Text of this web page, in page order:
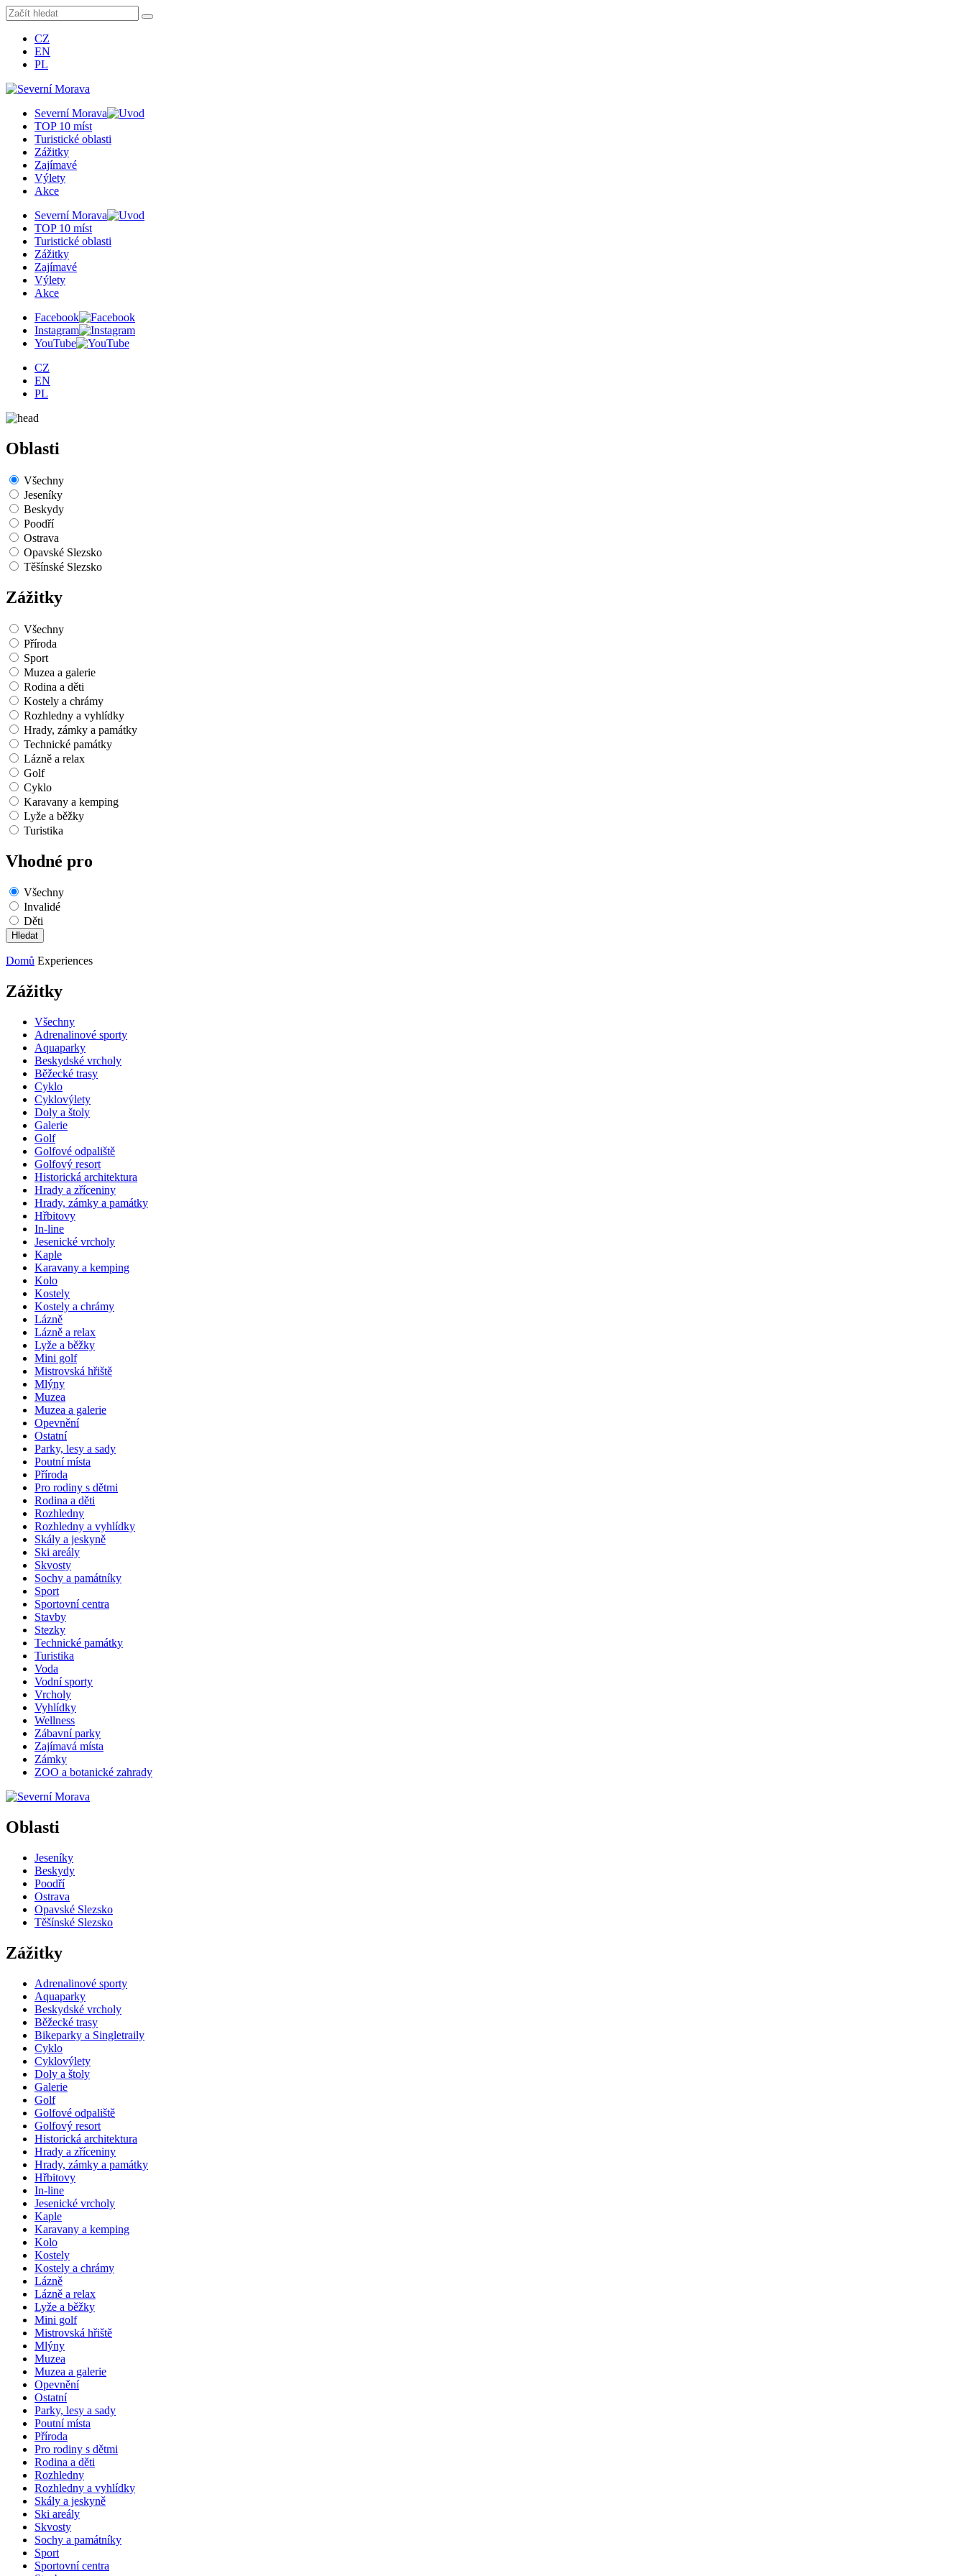
CZ
EN
PL
Severní Morava
TOP 10 míst
Turistické oblasti
Zážitky
Zajímavé
Výlety
Akce
Severní Morava
TOP 10 míst
Turistické oblasti
Zážitky
Zajímavé
Výlety
Akce
Facebook
Instagram
YouTube
CZ
EN
PL
Oblasti
Všechny
Jeseníky
Beskydy
Poodří
Ostrava
Opavské Slezsko
Těšínské Slezsko
Zážitky
Všechny
Příroda
Sport
Muzea a galerie
Rodina a děti
Kostely a chrámy
Rozhledny a vyhlídky
Hrady, zámky a památky
Technické památky
Lázně a relax
Golf
Cyklo
Karavany a kemping
Lyže a běžky
Turistika
Vhodné pro
Všechny
Invalidé
Děti
Domů Experiences
Zážitky
Všechny
Adrenalinové sporty
Aquaparky
Beskydské vrcholy
Běžecké trasy
Cyklo
Cyklovýlety
Doly a štoly
Galerie
Golf
Golfové odpaliště
Golfový resort
Historická architektura
Hrady a zříceniny
Hrady, zámky a památky
Hřbitovy
In-line
Jesenické vrcholy
Kaple
Karavany a kemping
Kolo
Kostely
Kostely a chrámy
Lázně
Lázně a relax
Lyže a běžky
Mini golf
Mistrovská hřiště
Mlýny
Muzea
Muzea a galerie
Opevnění
Ostatní
Parky, lesy a sady
Poutní místa
Příroda
Pro rodiny s dětmi
Rodina a děti
Rozhledny
Rozhledny a vyhlídky
Skály a jeskyně
Ski areály
Skvosty
Sochy a památníky
Sport
Sportovní centra
Stavby
Stezky
Technické památky
Turistika
Voda
Vodní sporty
Vrcholy
Vyhlídky
Wellness
Zábavní parky
Zajímavá místa
Zámky
ZOO a botanické zahrady
Oblasti
Jeseníky
Beskydy
Poodří
Ostrava
Opavské Slezsko
Těšínské Slezsko
Zážitky
Adrenalinové sporty
Aquaparky
Beskydské vrcholy
Běžecké trasy
Bikeparky a Singletraily
Cyklo
Cyklovýlety
Doly a štoly
Galerie
Golf
Golfové odpaliště
Golfový resort
Historická architektura
Hrady a zříceniny
Hrady, zámky a památky
Hřbitovy
In-line
Jesenické vrcholy
Kaple
Karavany a kemping
Kolo
Kostely
Kostely a chrámy
Lázně
Lázně a relax
Lyže a běžky
Mini golf
Mistrovská hřiště
Mlýny
Muzea
Muzea a galerie
Opevnění
Ostatní
Parky, lesy a sady
Poutní místa
Příroda
Pro rodiny s dětmi
Rodina a děti
Rozhledny
Rozhledny a vyhlídky
Skály a jeskyně
Ski areály
Skvosty
Sochy a památníky
Sport
Sportovní centra